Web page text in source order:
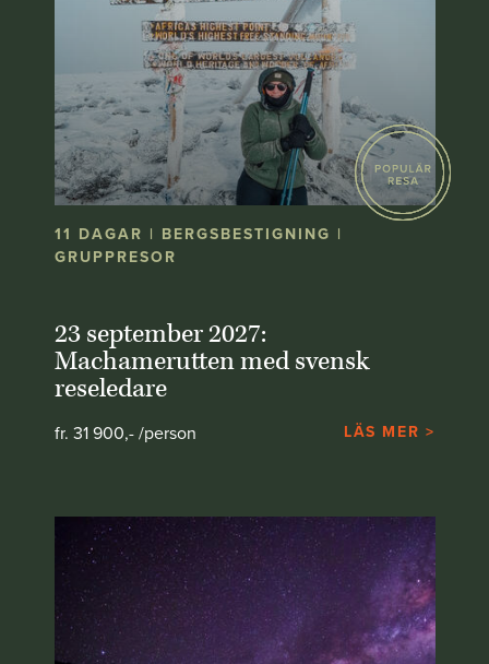
11 DAGAR | BERGSBESTIGNING |
GRUPPRESOR
23 september 2027:
Machamerutten med svensk
reseledare
fr. 31 900,- /person LÄS MER >